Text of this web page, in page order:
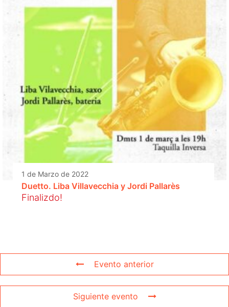
1 de Marzo de 2022
Duetto. Liba Villavecchia y Jordi Pallarès
Finalizdo!
Evento anterior
Siguiente evento